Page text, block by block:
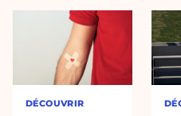
DÉCOUVRIR